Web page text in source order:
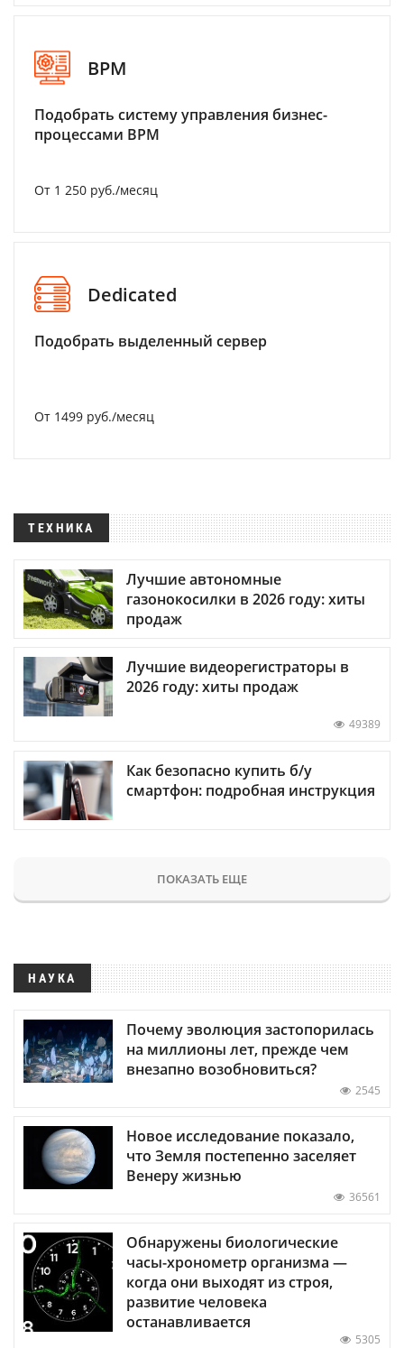
BPM
Подобрать систему управления бизнес-
процессами BPM
От 1 250 руб./месяц
Dedicated
Подобрать выделенный сервер
От 1499 руб./месяц
ТЕХНИКА
Лучшие автономные
газонокосилки в 2026 году: хиты
продаж
Лучшие видеорегистраторы в
2026 году: хиты продаж
49389
Как безопасно купить б/у
смартфон: подробная инструкция
ПОКАЗАТЬ ЕЩЕ
НАУКА
Почему эволюция застопорилась
на миллионы лет, прежде чем
внезапно возобновиться?
2545
Новое исследование показало,
что Земля постепенно заселяет
Венеру жизнью
36561
Обнаружены биологические
часы-хронометр организма —
когда они выходят из строя,
развитие человека
останавливается
5305